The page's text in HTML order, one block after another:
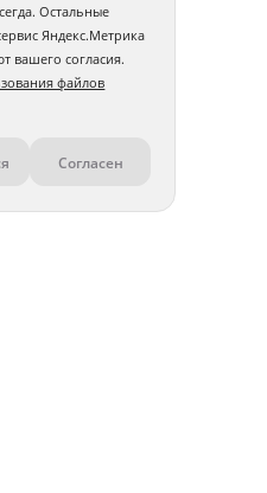
Остальные
Яндекс.Метрика
вашего согласия.
файлов
Согласен